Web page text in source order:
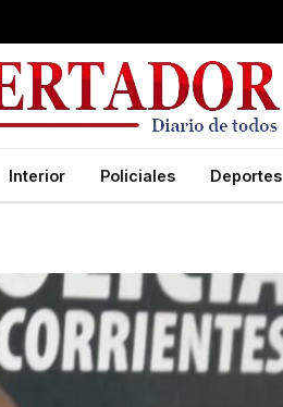
Interior Policiales Deportes